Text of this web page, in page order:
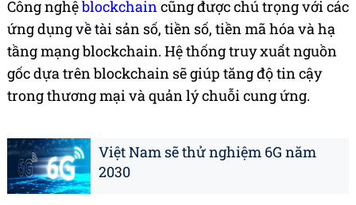
Công nghệblockchaincũng được chú trọng với các
ứng dụng về tài sản số, tiền số, tiền mã hóa và hạ
tầng mạng blockchain. Hệ thống truy xuất nguồn
gốc dựa trên blockchain sẽ giúp tăng độ tin cậy
trong thương mại và quản lý chuỗi cung ứng.
Việt Nam sẽ thử nghiệm 6G năm
2030